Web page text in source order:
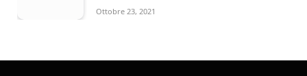
Ottobre 23, 2021